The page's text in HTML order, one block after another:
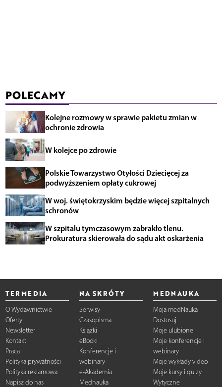
POLECAMY
Kolejne rozmowy w sprawie pakietu zmian w
ochronie zdrowia
W kolejce po zdrowie
Polskie Towarzystwo Otyłości Dziecięcej za
podwyższeniem opłaty cukrowej
W woj. świętokrzyskim będzie więcej szpitalnych
schronów
W szpitalu tymczasowym zabrakło tlenu.
Prokuratura skierowała do sądu akt oskarżenia
TERMEDIA
O Wydawnictwie
Oferty
Newsletter
Kontakt
Praca
Polityka prywatności
Polityka reklamowa
Napisz do nas
NA SKRÓTY
Serwisy
Czasopisma
Książki
eBooki
Konferencje i
webinary
e-Akademia
Mednauka
MEDNAUKA
Moja medNauka
Dostosuj
Moje ulubione
Moje konferencje i
webinary
Moje wykłady video
Moje kursy i quizy
Wytyczne